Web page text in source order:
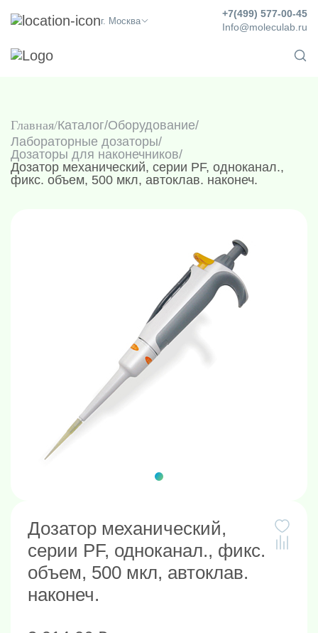
г. Москва
Info@moleculab.ru
+7(499) 577-00-45
Главная Каталог/Оборудование/
Лабораторные дозаторы/
Дозаторы для наконечников/
Дозатор механический, серии PF, одноканал.,
фикс. объем, 500 мкл, автоклав. наконеч.
Дозатор механический,
серии PF, одноканал., фикс.
объем, 500 мкл, автоклав.
наконеч.